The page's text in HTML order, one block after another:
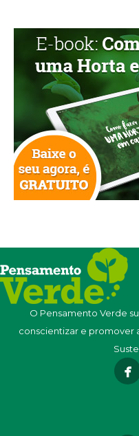
O Pensamento Verde
conscientizar e promover